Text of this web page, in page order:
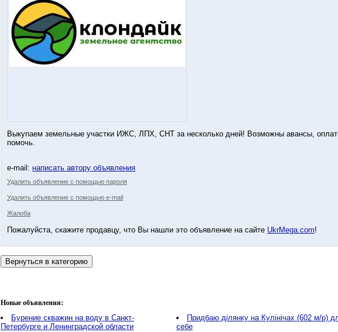
Выкупаем земельные участки ИЖС, ЛПХ, СНТ за несколько дней! Возможны авансы,
помочь.
e-mail: написать автору объявления
Удалить объявление с помощью пароля
Удалить объявление с помощью e-mail
Жалоба
Пожалуйста, скажите продавцу, что Вы нашли это объявление на сайте UkrMega.com!
Новые объявления:
Бурение скважин на воду в Санкт-
Петербурге и Ленинградской области
Придбаю ділянку на Кулінічах (602 м/р)
себе